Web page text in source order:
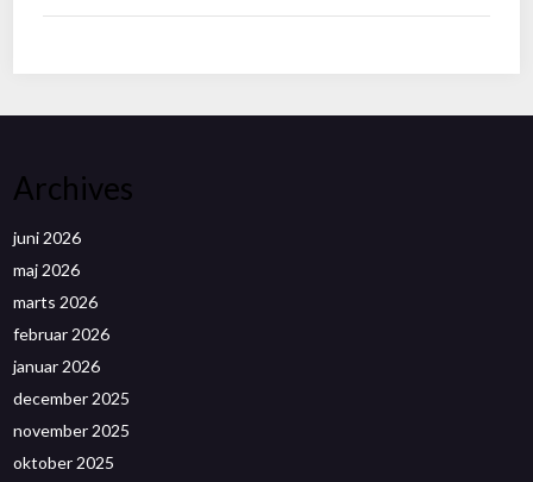
Archives
juni 2026
maj 2026
marts 2026
februar 2026
januar 2026
december 2025
november 2025
oktober 2025